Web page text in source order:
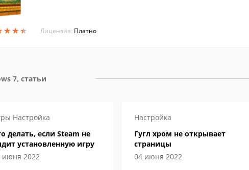
★★★
★★★ Лицензия: Платно
7, статьи
Настройка
делать, если Steam не
установленную игру
июня 2022
Настройка
Гугл хром не открывает
страницы
04 июня 2022